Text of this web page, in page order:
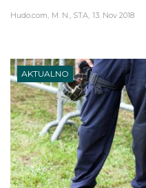
Hudo.com M. N., STA 13. Nov 2018
AKTUALNO